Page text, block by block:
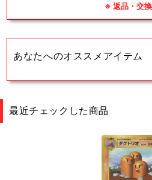
※ 返品・交
あなたへのオススメアイテム
最近チェックした商品